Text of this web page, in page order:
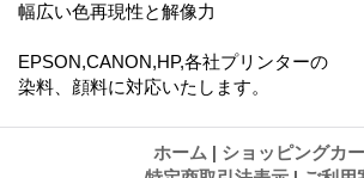
幅広い色再現性と解像力
EPSON,CANON,HP,各社プリンターの
染料、顔料に対応いたします。
ホーム | ショッピングカ